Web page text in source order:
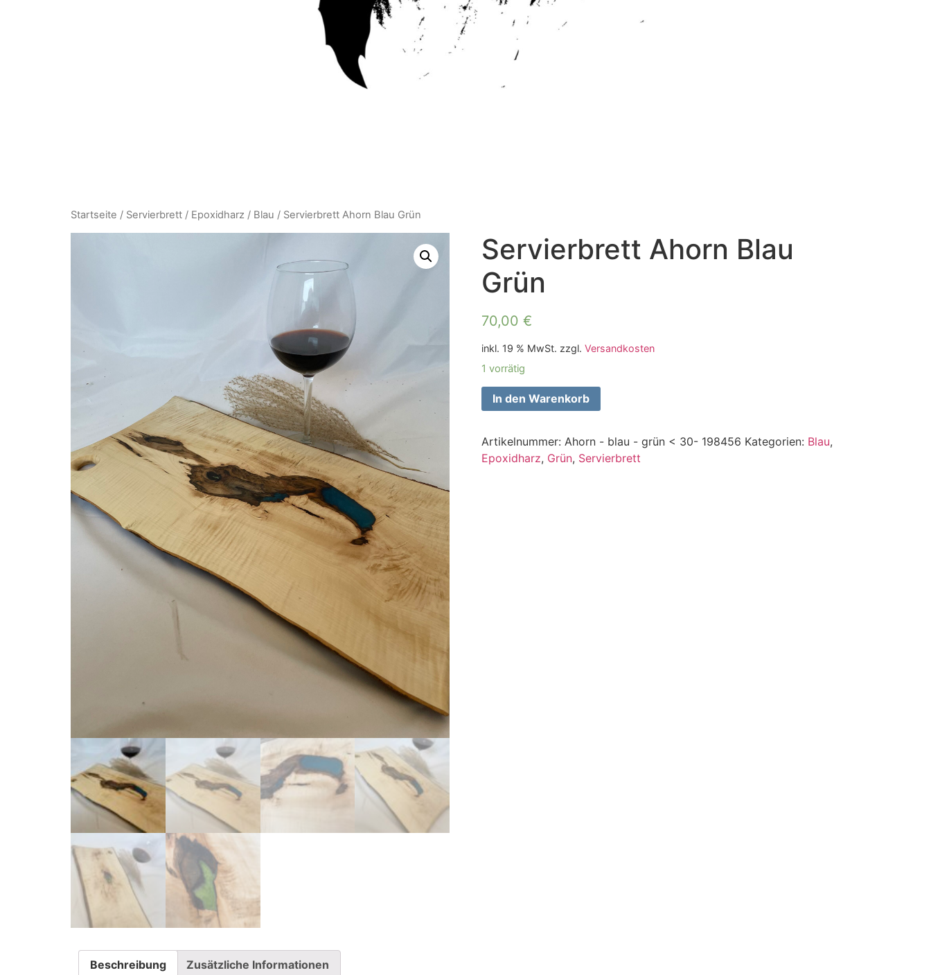
Startseite / Servierbrett / Epoxidharz / Blau / Servierbrett Ahorn Blau Grün
Servierbrett Ahorn Blau
Grün
70,00 €
inkl. 19 % MwSt. zzgl. Versandkosten
1 vorrätig
In den Warenkorb
Artikelnummer: Ahorn - blau - grün < 30- 198456 Kategorien: Blau,
Epoxidharz, Grün, Servierbrett
Beschreibung Zusätzliche Informationen